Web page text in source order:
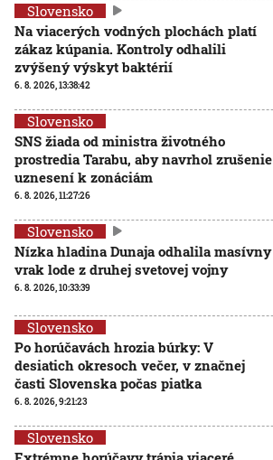
Slovensko
Na viacerých vodných plochách platí
zákaz kúpania. Kontroly odhalili
zvýšený výskyt baktérií
6. 8. 2026, 13:38:42
Slovensko
SNS žiada od ministra životného
prostredia Tarabu, aby navrhol zrušenie
uznesení k zonáciám
6. 8. 2026, 11:27:26
Slovensko
Nízka hladina Dunaja odhalila masívny
vrak lode z druhej svetovej vojny
6. 8. 2026, 10:33:39
Slovensko
Po horúčavách hrozia búrky: V
desiatich okresoch večer, v značnej
časti Slovenska počas piatka
6. 8. 2026, 9:21:23
Slovensko